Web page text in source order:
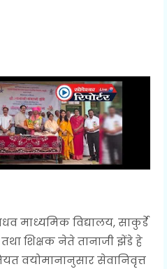
माध्यमिक विद्यालय, साकुर्डे
शिक्षक नेते तानाजी झेंडे हे
वयोमानानुसार सेवानिवृत्त